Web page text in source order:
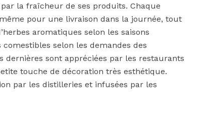
la fraîcheur de ses produits. Chaque
pour une livraison dans la journée, tout
aromatiques selon les saisons
selon les demandes des
dernières sont appréciées par les restaurants
touche de décoration très esthétique.
par les distilleries et infusées par les